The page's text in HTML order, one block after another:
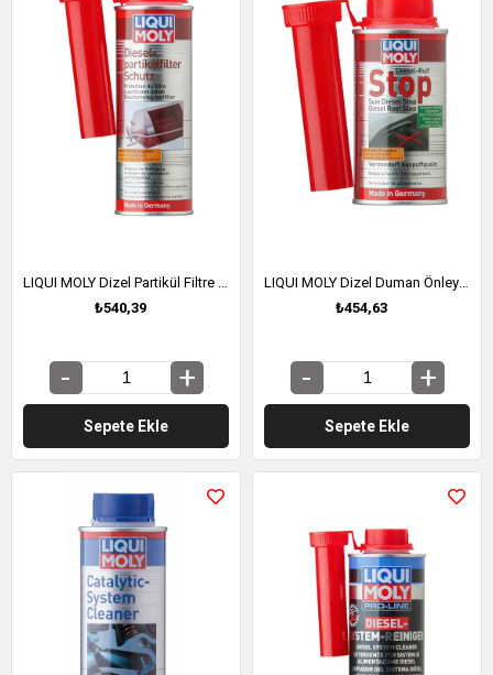
LIQUI MOLY Dizel Partikül Filtre DPF Koruyucu 250 ml (5148)
₺540,39
Sepete Ekle
LIQUI MOLY Dizel Duman Önleyici 150 ml (5180)
₺454,63
Sepete Ekle